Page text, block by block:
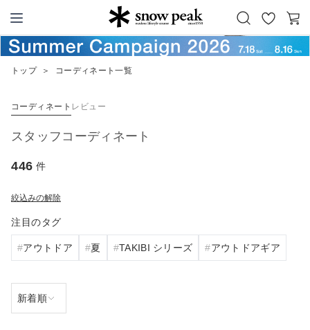
Snow Peak
お
気
カ
ー
トップ ＞ コーディネート一覧
コーディネート レビュー
スタッフコーディネート
446 件
絞込みの解除
注目のタグ
アウトドア 夏 TAKIBI シリーズ アウトドアギア